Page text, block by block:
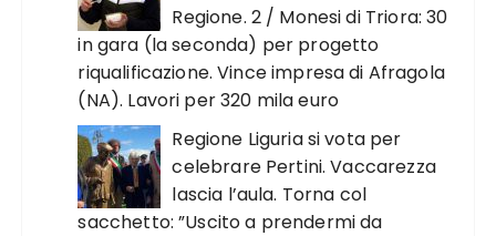
Regione. 2 / Monesi di Triora: 30
in gara (la seconda) per progetto
riqualificazione. Vince impresa di Afragola
(NA). Lavori per 320 mila euro
Regione Liguria si vota per
celebrare Pertini. Vaccarezza
lascia l’aula. Torna col
sacchetto: ”Uscito a prendermi da